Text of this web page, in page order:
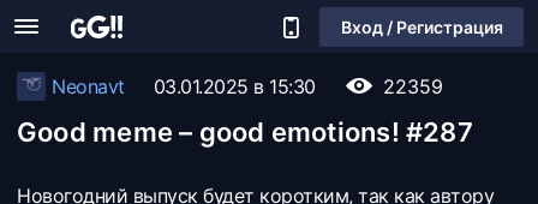
Вход / Регистрация
Neonavt 03.01.2025 в 15:30 22359
Good meme – good emotions! #287
Новогодний выпуск будет коротким, так как автору